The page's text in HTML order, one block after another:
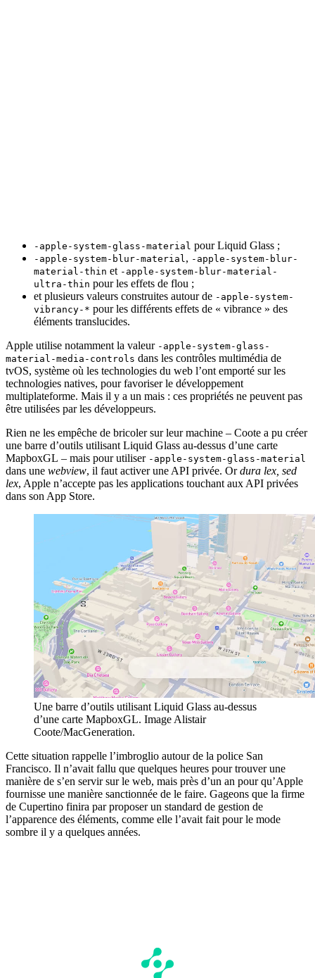
-apple-system-glass-material pour Liquid Glass ;
-apple-system-blur-material , -apple-system-blur-
material-thin et -apple-system-blur-material-
ultra-thin pour les effets de flou ;
et plusieurs valeurs construites autour de -apple-system-
vibrancy-* pour les différents effets de « vibrance » des
éléments translucides.
Apple utilise notamment la valeur -apple-system-glass-
material-media-controls dans les contrôles multimédia de
tvOS, système où les technologies du web l’ont emporté sur les
technologies natives, pour favoriser le développement
multiplateforme. Mais il y a un mais : ces propriétés ne peuvent pas
être utilisées par les développeurs.
Rien ne les empêche de bricoler sur leur machine – Coote a pu créer
une barre d’outils utilisant Liquid Glass au-dessus d’une carte
MapboxGL – mais pour utiliser -apple-system-glass-material
dans une webview, il faut activer une API privée. Ordura lex, sed
lex, Apple n’accepte pas les applications touchant aux API privées
dans son App Store.
Une barre d’outils utilisant Liquid Glass au-dessus
d’une carte MapboxGL. Image Alistair
Coote/MacGeneration.
Cette situation rappelle l’imbroglio autour de la police San
Francisco. Il n’avait fallu que quelques heures pour trouver une
manière de s’en servir sur le web, mais près d’un an pour qu’Apple
fournisse une manière sanctionnée de le faire. Gageons que la firme
de Cupertino finira par proposer un standard de gestion de
l’apparence des éléments, comme elle l’avait fait pour le mode
sombre il y a quelques années.